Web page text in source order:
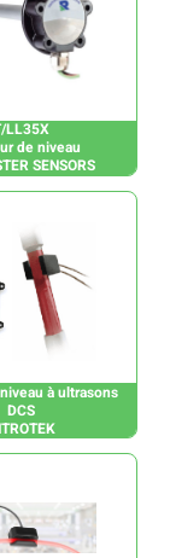
LL35X
de niveau
SENSORS
à ultrasons
DCS